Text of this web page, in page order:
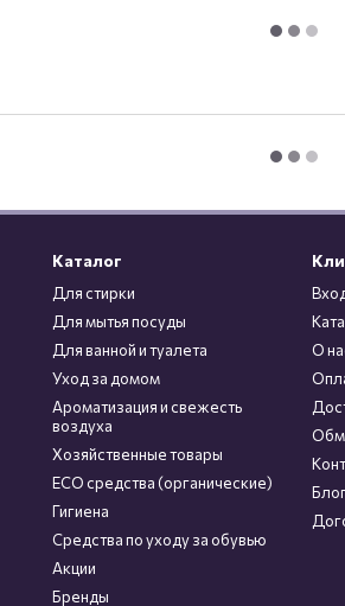
Каталог
Для стирки
Для мытья посуды
Для ванной и туалета
Уход за домом
Ароматизация и свежесть
воздуха
Хозяйственные товары
ECO средства (органические)
Гигиена
Средства по уходу за обувью
Акции
Бренды
О